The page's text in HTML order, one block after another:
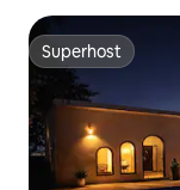
Superhost
Superhost